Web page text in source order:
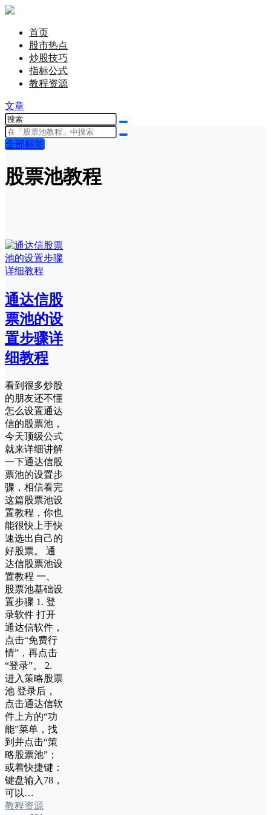
首页
股市热点
炒股技巧
指标公式
教程资源
文章
全部标签
股票池教程
通达信股
票池的设
置步骤详
细教程
看到很多炒股
的朋友还不懂
怎么设置通达
信的股票池，
今天顶级公式
就来详细讲解
一下通达信股
票池的设置步
骤，相信看完
这篇股票池设
置教程，你也
能很快上手快
速选出自己的
好股票。 通
达信股票池设
置教程 一、
股票池基础设
置步骤 1. 登
录软件 打开
通达信软件，
点击“免费行
情”，再点击
“登录”。 2.
进入策略股票
池 登录后，
点击通达信软
件上方的“功
能”菜单，找
到并点击“策
略股票池”；
或着快捷键：
键盘输入78，
可以…
教程资源